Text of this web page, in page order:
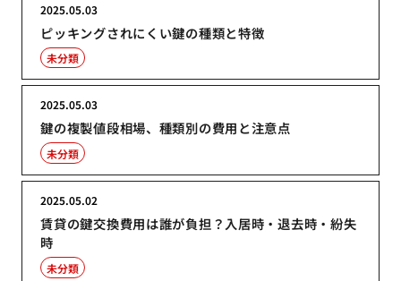
ピッキングされにくい鍵の種類と特徴
2025.05.03
未分類
鍵の複製値段相場、種類別の費用と注意点
2025.05.03
未分類
賃貸の鍵交換費用は誰が負担？入居時・退去時・紛失
時
2025.05.02
未分類